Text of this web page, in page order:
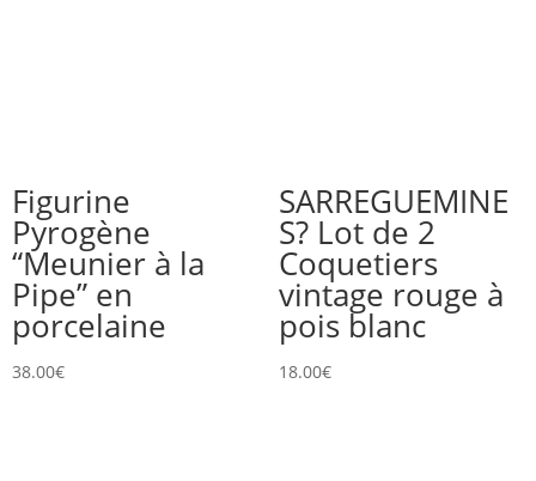
Figurine
Pyrogène
“Meunier à la
Pipe” en
porcelaine
38.00€
SARREGUEMINE
S? Lot de 2
Coquetiers
vintage rouge à
pois blanc
18.00€